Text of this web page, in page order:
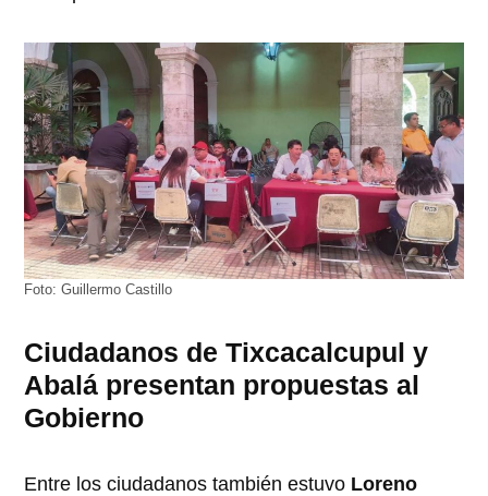
Foto: Guillermo Castillo
Ciudadanos de Tixcacalcupul y
Abalá presentan propuestas al
Gobierno
Entre los ciudadanos también estuvo Loreno